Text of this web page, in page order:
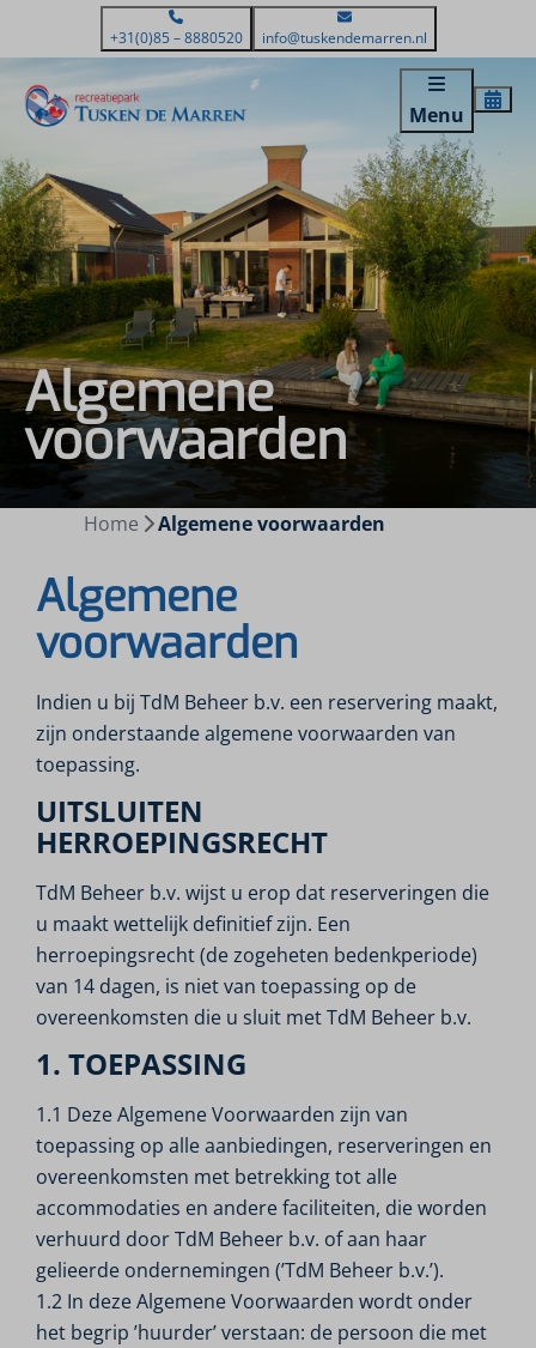
+31(0)85 – 8880520 info@tuskendemarren.nl
Menu
Algemene
voorwaarden
Home Algemene voorwaarden
Algemene
voorwaarden
Indien u bij TdM Beheer b.v. een reservering maakt,
zijn onderstaande algemene voorwaarden van
toepassing.
UITSLUITEN
HERROEPINGSRECHT
TdM Beheer b.v. wijst u erop dat reserveringen die
u maakt wettelijk definitief zijn. Een
herroepingsrecht (de zogeheten bedenkperiode)
van 14 dagen, is niet van toepassing op de
overeenkomsten die u sluit met TdM Beheer b.v.
1. TOEPASSING
1.1 Deze Algemene Voorwaarden zijn van
toepassing op alle aanbiedingen, reserveringen en
overeenkomsten met betrekking tot alle
accommodaties en andere faciliteiten, die worden
verhuurd door TdM Beheer b.v. of aan haar
gelieerde ondernemingen (’TdM Beheer b.v.’).
1.2 In deze Algemene Voorwaarden wordt onder
het begrip ’huurder’ verstaan: de persoon die met